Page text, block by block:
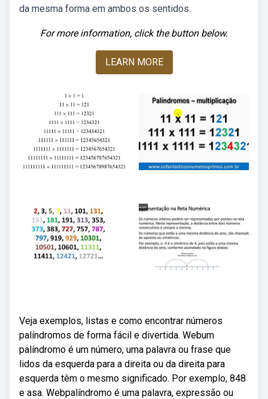
da mesma forma em ambos os sentidos.
For more information, click the button below.
LEARN MORE
Veja exemplos, listas e como encontrar números
palíndromos de forma fácil e divertida. Webum
palíndromo é um número, uma palavra ou frase que
lidos da esquerda para a direita ou da direita para
esquerda têm o mesmo significado. Por exemplo, 848
e asa. Webpalíndromo é uma palavra, expressão ou